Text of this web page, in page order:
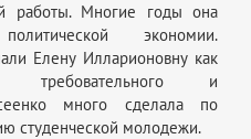
работы. Многие годы она
экономии.
Елену Илларионовну как
требовательного и
много сделала по
студенческой молодежи.